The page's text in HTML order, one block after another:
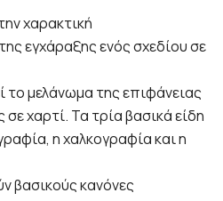
χαρακτική
εγχάραξης ενός σχεδίου σε
το μελάνωμα της επιφάνειας
χαρτί. Τα τρία βασικά είδη
η χαλκογραφία και η
βασικούς κανόνες